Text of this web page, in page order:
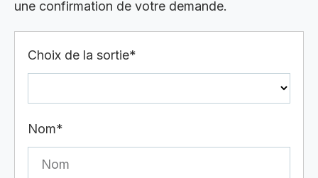
une confirmation de votre demande.
Choix de la sortie*
Nom*